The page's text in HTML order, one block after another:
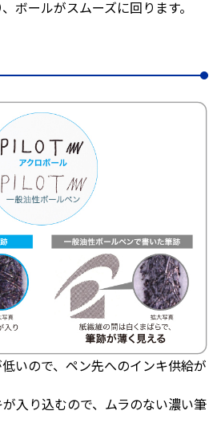
ボールがスムーズに回ります。
いので、ペン先へのインキ供給が
入り込むので、ムラのない濃い筆